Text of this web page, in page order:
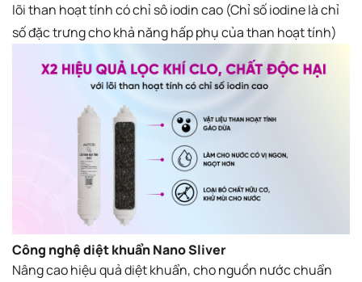
lõi than hoạt tính có chỉ sô iodin cao (Chỉ số iodine là chỉ
số đặc trưng cho khả năng hấp phụ của than hoạt tính)
Công nghệ diệt khuẩn Nano Sliver
Nâng cao hiệu quả diệt khuẩn, cho nguồn nước chuẩn